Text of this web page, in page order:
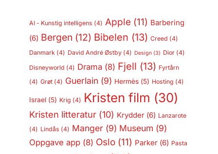
AI - Kunstig intelligens (4) Apple (11) Barbering
(6) Bergen (12) Bibelen (13) Creed (4)
Danmark (4) David André Østby(4) Design(3) Dior(4)
Disneyworld (4) Drama (8) Fjell (13) Fyrtårn
(4) Grøt(4) Guerlain (9) Hermès(5) Hosting (4)
Israel(5) Krig (4) Kristen film (30)
Kristen litteratur(10) Krydder(6) Lanzarote
(4) Lindås (4) Manger(9) Museum (9)
Oppgave app(8) Oslo(11) Parker(6) Pasta